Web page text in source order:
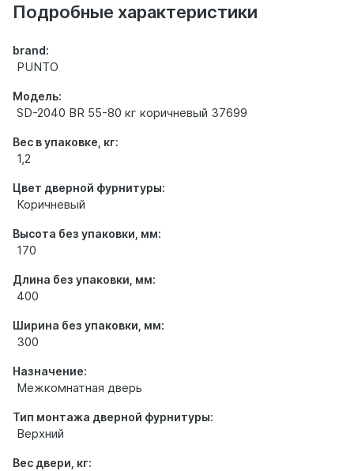
товаре
Подробные характеристики
brand:
PUNTO
Модель:
SD-2040 BR 55-80 кг коричневый 37699
Вес в упаковке, кг:
1,2
Цвет дверной фурнитуры:
Коричневый
Высота без упаковки, мм:
170
Длина без упаковки, мм:
400
Ширина без упаковки, мм:
300
Назначение:
Межкомнатная дверь
Тип монтажа дверной фурнитуры:
Верхний
Вес двери, кг: